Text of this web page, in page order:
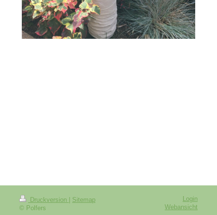
Druckversion
Sitemap
© Polfers
Login
Webansicht